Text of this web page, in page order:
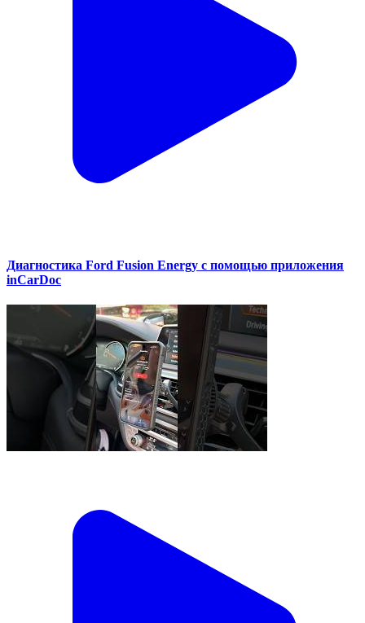
Диагностика Ford Fusion Energy с помощью приложения
inCarDoc